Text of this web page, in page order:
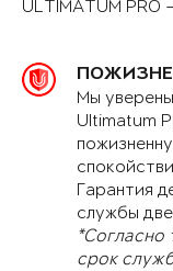
ULTIMATUM PRO
Мы
Ultimatum
Гарантия
службы
*Согласно
срок